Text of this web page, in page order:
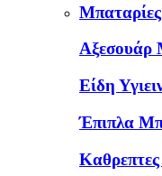
Αξεσουάρ
Είδη
Έπιπλα